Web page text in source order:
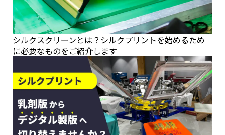
シルクスクリーンとは？シルクプリントを始めるため
に必要なものをご紹介します